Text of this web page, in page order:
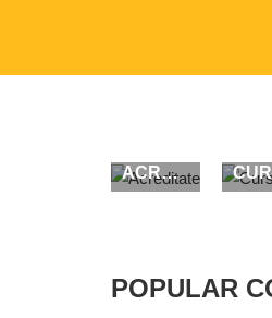
ACREDITATE
POPULAR